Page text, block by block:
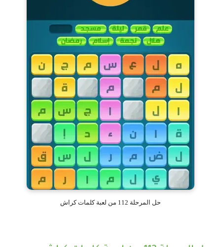
حل المرحلة 112 من لعبة كلمات كراش